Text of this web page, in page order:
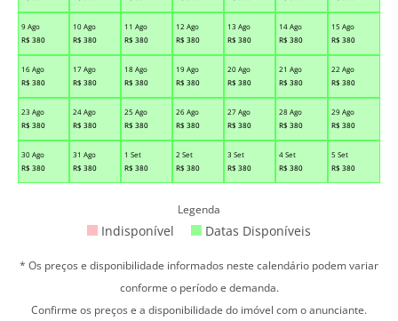
9 Ago
R$ 380
10 Ago
R$ 380
11 Ago
R$ 380
12 Ago
R$ 380
13 Ago
R$ 380
14 Ago
R$ 380
15 Ago
R$ 380
16 Ago
R$ 380
17 Ago
R$ 380
18 Ago
R$ 380
19 Ago
R$ 380
20 Ago
R$ 380
21 Ago
R$ 380
22 Ago
R$ 380
23 Ago
R$ 380
24 Ago
R$ 380
25 Ago
R$ 380
26 Ago
R$ 380
27 Ago
R$ 380
28 Ago
R$ 380
29 Ago
R$ 380
30 Ago
R$ 380
31 Ago
R$ 380
1 Set
R$ 380
2 Set
R$ 380
3 Set
R$ 380
4 Set
R$ 380
5 Set
R$ 380
Legenda
Indisponível Datas Disponíveis
* Os preços e disponibilidade informados neste calendário podem variar
conforme o período e demanda.
Confirme os preços e a disponibilidade do imóvel com o anunciante.